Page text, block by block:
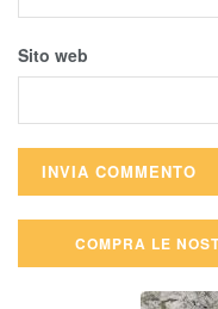
Sito web
COMPRA LE